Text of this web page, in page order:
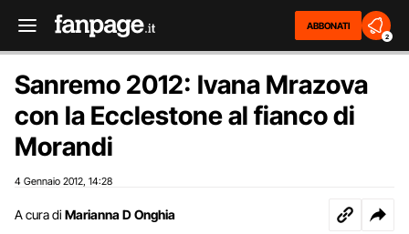
ABBONATI
2
Sanremo 2012: Ivana Mrazova
con la Ecclestone al fianco di
Morandi
4 Gennaio 2012 14:28
A cura di Marianna D Onghia